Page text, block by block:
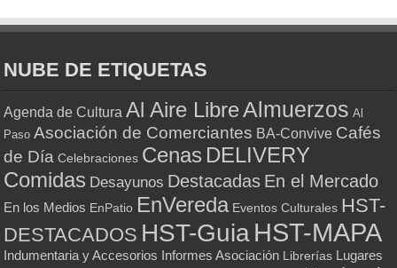
NUBE DE ETIQUETAS
Agenda de Cultura Al Aire LibreAlmuerzos Al
Paso Asociación de Comerciantes BA-Convive Cafés
de Día Celebraciones Cenas DELIVERY
Comidas Desayunos Destacadas En el Mercado
En los Medios EnPatio EnVereda Eventos Culturales HST-
DESTACADOS HST-GuiaHST-MAPA
Indumentaria y Accesorios Informes Asociación Librerías Lugares